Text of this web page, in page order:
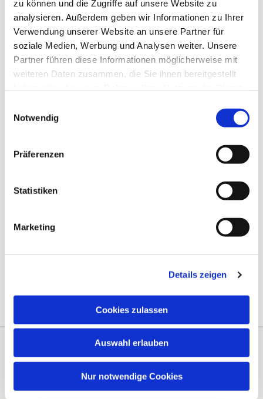
zu können und die Zugriffe auf unsere Website zu
analysieren. Außerdem geben wir Informationen zu Ihrer
Verwendung unserer Website an unsere Partner für
soziale Medien, Werbung und Analysen weiter. Unsere
Partner führen diese Informationen möglicherweise mit
weiteren Daten zusammen, die Sie ihnen bereitgestellt
Notwendig
Präferenzen
Statistiken
Marketing
Details zeigen
Cookies zulassen
Auswahl erlauben
Nur notwendige Cookies
geliebten Menschen.
Bei Regenwetter treffen wir uns donnerstagsin der
„Speisekammer 16“ (ehemals Blumen König),
Kirchender Dorfweg 16.
Kalender